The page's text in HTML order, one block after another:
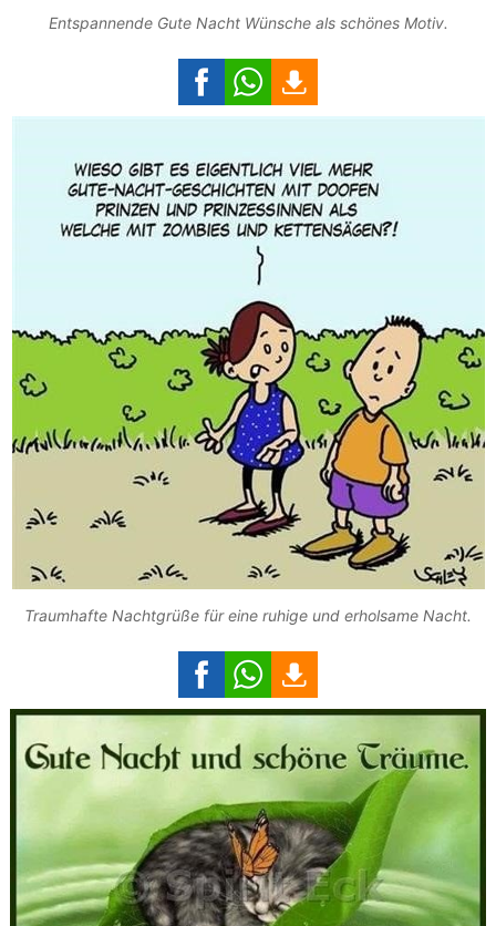
Entspannende Gute Nacht Wünsche als schönes Motiv.
Traumhafte Nachtgrüße für eine ruhige und erholsame Nacht.